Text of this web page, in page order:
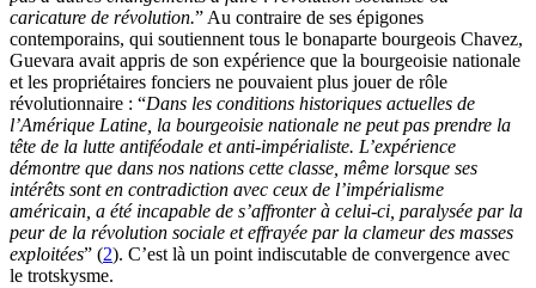
caricature de révolution.” Au contraire de ses épigones
contemporains, qui soutiennent tous le bonaparte bourgeois Chavez,
Guevara avait appris de son expérience que la bourgeoisie nationale
et les propriétaires fonciers ne pouvaient plus jouer de rôle
révolutionnaire : “Dans les conditions historiques actuelles de
l’Amérique Latine, la bourgeoisie nationale ne peut pas prendre la
tête de la lutte antiféodale et anti-impérialiste. L’expérience
démontre que dans nos nations cette classe, même lorsque ses
intérêts sont en contradiction avec ceux de l’impérialisme
américain, a été incapable de s’affronter à celui-ci, paralysée par la
peur de la révolution sociale et effrayée par la clameur des masses
exploitées” (2). C’est là un point indiscutable de convergence avec
le trotskysme.